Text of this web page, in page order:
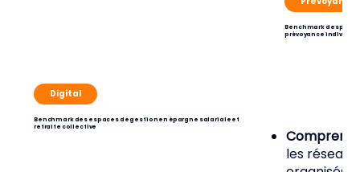
Digital
Benchmark des espaces de gestion en épargne salariale et
retraite collective
les
Benchmark des
prévoyance